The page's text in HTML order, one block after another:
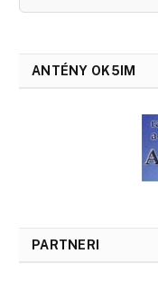
ANTÉNY OK5IM
PARTNERI